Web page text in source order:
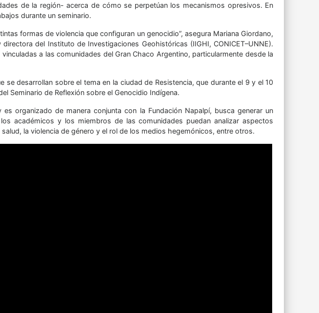
de la región- acerca de cómo se perpetúan los mecanismos opresivos. En
durante un seminario.
formas de violencia que configuran un genocidio”, asegura Mariana Giordano,
del Instituto de Investigaciones Geohistóricas (IIGHI, CONICET–UNNE).
a las comunidades del Gran Chaco Argentino, particularmente desde la
se desarrollan sobre el tema en la ciudad de Resistencia, que durante el 9 y el 10
Seminario de Reflexión sobre el Genocidio Indígena.
organizado de manera conjunta con la Fundación Napalpí, busca generar un
académicos y los miembros de las comunidades puedan analizar aspectos
la violencia de género y el rol de los medios hegemónicos, entre otros.